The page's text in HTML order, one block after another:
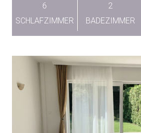
6
SCHLAFZIMMER
2
BADEZIMMER